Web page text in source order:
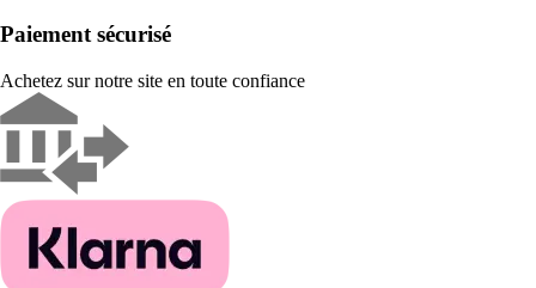
Paiement sécurisé
Achetez sur notre site en toute confiance